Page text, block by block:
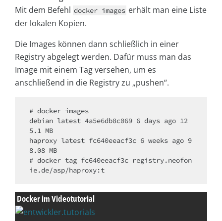
Mit dem Befehl docker images erhält man eine Liste
der lokalen Kopien.
Die Images können dann schließlich in einer
Registry abgelegt werden. Dafür muss man das
Image mit einem Tag versehen, um es
anschließend in die Registry zu „pushen“.
# docker images
debian latest 4a5e6db8c069 6 days ago 12
5.1 MB
haproxy latest fc640eeacf3c 6 weeks ago 9
8.08 MB
# docker tag fc640eeacf3c registry.neofon
Docker im Videotutorial